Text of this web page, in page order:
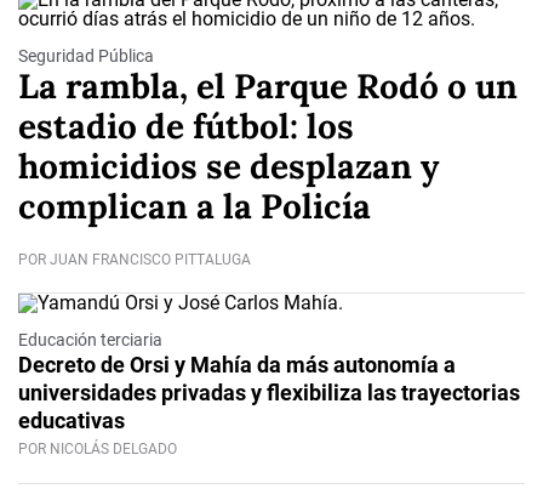
Seguridad Pública
La rambla, el Parque Rodó o un
estadio de fútbol: los
homicidios se desplazan y
complican a la Policía
POR JUAN FRANCISCO PITTALUGA
Educación terciaria
Decreto de Orsi y Mahía da más autonomía a
universidades privadas y flexibiliza las trayectorias
educativas
POR NICOLÁS DELGADO